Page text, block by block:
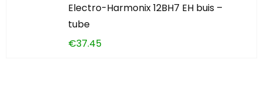
Electro-Harmonix 12BH7 EH buis –
tube
€37.45